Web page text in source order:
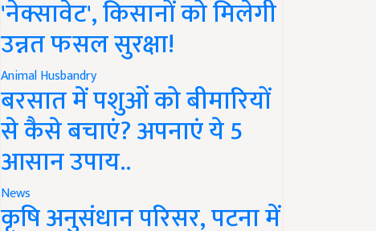
'नेक्सावेट', किसानों को मिलेगी
उन्नत फसल सुरक्षा!
Animal Husbandry
बरसात में पशुओं को बीमारियों
से कैसे बचाएं? अपनाएं ये 5
आसान उपाय..
News
कृषि अनुसंधान परिसर, पटना में